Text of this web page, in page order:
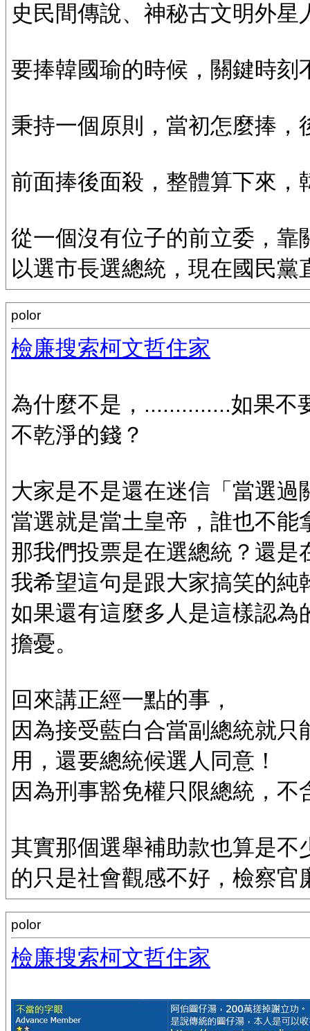
史民間傳說、神秘古文明外星
要捧韓國瑜的時候，關鍵時刻
秉持一個原則，當初怎麼捧，
前面捧後面殺，整體算下來，
從一個沒有位子的前立委，
以選市長選總統，現在國民黨
polor
檢廉搜索柯文哲住家
為什麼不是，..............如果不
不乾淨的錢？
大家是不是還在迷信「當選過
當選就是當土皇帝，誰也不能
那我們投票是在選總統？還是
我希望這句是跟大家搞笑的
如果還有這麼多人是這樣認
擔憂。
回來講正經一點的事，
因為接受藍白合當副總統就
用，還要總統候選人同意！
因為刑事豁免權只限總統，不
其實那個選舉補助款也算是
的只是社會觀感不好，檢察
polor
檢廉搜索柯文哲住家